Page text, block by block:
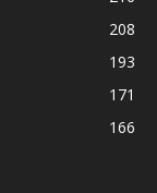
208
193
171
166